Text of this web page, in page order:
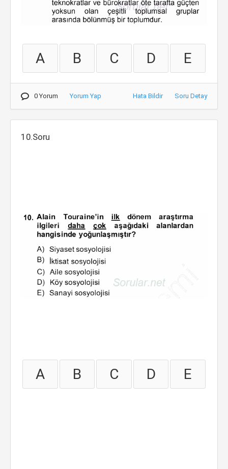
A B C D E
0 Yorum Yorum Yap Hata Bildir Soru Detay
10.Soru
A B C D E